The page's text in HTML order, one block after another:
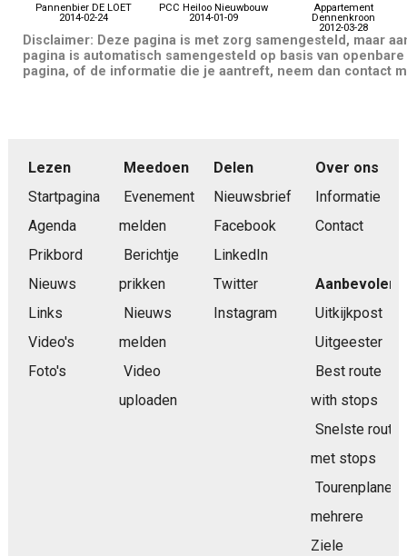
Pannenbier DE LOET
2014-02-24
PCC Heiloo Nieuwbouw
2014-01-09
Appartement
Dennenkroon
2012-03-28
Disclaimer: Deze pagina is met zorg samengesteld, maar
pagina is automatisch samengesteld op basis van
pagina, of de informatie die je aantreft, neem dan contact
Lezen
Startpagina
Agenda
Prikbord
Nieuws
Links
Video's
Foto's
Meedoen
Evenement
melden
Berichtje
prikken
Nieuws
melden
Video
uploaden
Delen
Nieuwsbrief
Facebook
LinkedIn
Twitter
Instagram
Over ons
Informatie
Contact
Aanbevolen
Uitkijkpost
Uitgeester
Best route
with stops
Snelste route
met stops
Tourenplaner
mehrere
Ziele